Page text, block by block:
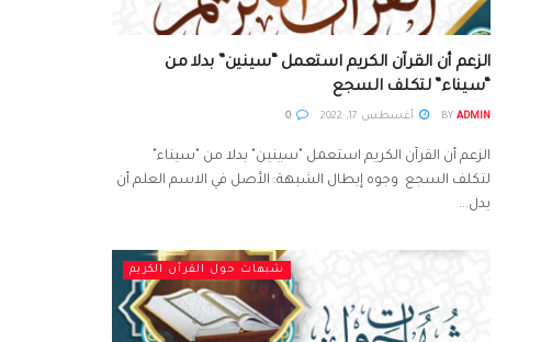
الزعم أن القرآن الكريم استعمل “سينين” بدلا من
“سيناء” لتكلف السجع
BY ADMIN أغسطس 17, 2022 0
الزعم أن القرآن الكريم استعمل "سينين" بدلا من "سيناء"
لتكلف السجع وجوه إبطال الشبهة: الأصل في الاسم العلم أن
يدل...
شبهات حول القرآن الكريم